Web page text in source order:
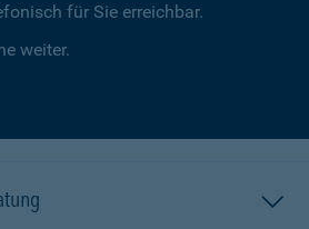
für Sie erreichbar.
weiter.